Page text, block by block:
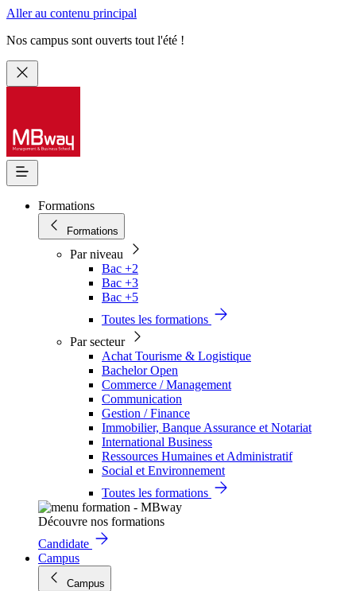
Aller au contenu principal
Nos campus sont ouverts tout l'été !
Formations
Formations
Par niveau
Bac +2
Bac +3
Bac +5
Toutes les formations
Par secteur
Achat Tourisme & Logistique
Bachelor Open
Commerce / Management
Communication
Gestion / Finance
Immobilier, Banque Assurance et Notariat
International Business
Ressources Humaines et Administratif
Social et Environnement
Toutes les formations
Découvre nos formations
Candidate
Campus
Campus